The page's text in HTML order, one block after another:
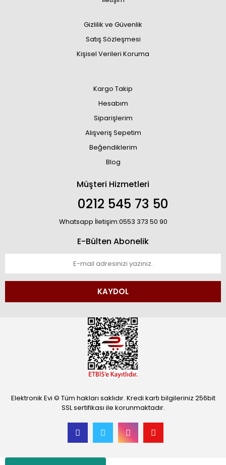
Gizlilik ve Güvenlik
Satış Sözleşmesi
Kişisel Verileri Koruma
Kargo Takip
Hesabım
Siparişlerim
Alışveriş Sepetim
Beğendiklerim
Blog
Müşteri Hizmetleri
0212 545 73 50
Whatsapp İletişim:0553 373 50 90
E-Bülten Abonelik
KAYDOL
Elektronik Evi © Tüm hakları saklıdır. Kredi kartı bilgileriniz 256bit
SSL sertifikası ile korunmaktadır.